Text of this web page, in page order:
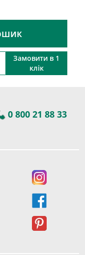
Замовити в 1
клік
0 800 21 88 33